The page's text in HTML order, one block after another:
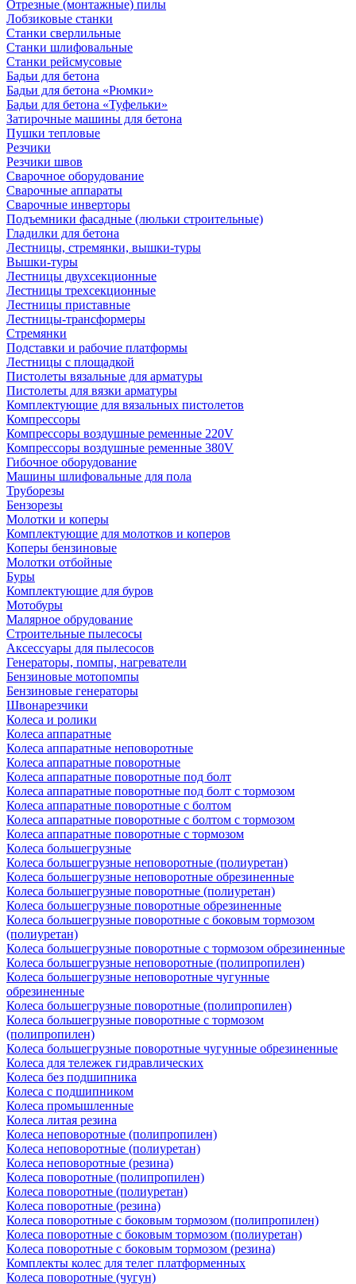
Отрезные (монтажные) пилы
Лобзиковые станки
Станки сверлильные
Станки шлифовальные
Станки рейсмусовые
Бадьи для бетона
Бадьи для бетона «Рюмки»
Бадьи для бетона «Туфельки»
Затирочные машины для бетона
Пушки тепловые
Резчики
Резчики швов
Сварочное оборудование
Сварочные аппараты
Сварочные инверторы
Подъемники фасадные (люльки строительные)
Гладилки для бетона
Лестницы, стремянки, вышки-туры
Вышки-туры
Лестницы двухсекционные
Лестницы трехсекционные
Лестницы приставные
Лестницы-трансформеры
Стремянки
Подставки и рабочие платформы
Лестницы с площадкой
Пистолеты вязальные для арматуры
Пистолеты для вязки арматуры
Комплектующие для вязальных пистолетов
Компрессоры
Компрессоры воздушные ременные 220V
Компрессоры воздушные ременные 380V
Гибочное оборудование
Машины шлифовальные для пола
Труборезы
Бензорезы
Молотки и коперы
Комплектующие для молотков и коперов
Коперы бензиновые
Молотки отбойные
Буры
Комплектующие для буров
Мотобуры
Малярное обрудование
Строительные пылесосы
Аксессуары для пылесосов
Генераторы, помпы, нагреватели
Бензиновые мотопомпы
Бензиновые генераторы
Швонарезчики
Колеса и ролики
Колеса аппаратные
Колеса аппаратные неповоротные
Колеса аппаратные поворотные
Колеса аппаратные поворотные под болт
Колеса аппаратные поворотные под болт с тормозом
Колеса аппаратные поворотные с болтом
Колеса аппаратные поворотные с болтом с тормозом
Колеса аппаратные поворотные с тормозом
Колеса большегрузные
Колеса большегрузные неповоротные (полиуретан)
Колеса большегрузные неповоротные обрезиненные
Колеса большегрузные поворотные (полиуретан)
Колеса большегрузные поворотные обрезиненные
Колеса большегрузные поворотные с боковым тормозом
(полиуретан)
Колеса большегрузные поворотные с тормозом обрезиненные
Колеса большегрузные неповоротные (полипропилен)
Колеса большегрузные неповоротные чугунные
обрезиненные
Колеса большегрузные поворотные (полипропилен)
Колеса большегрузные поворотные с тормозом
(полипропилен)
Колеса большегрузные поворотные чугунные обрезиненные
Колеса для тележек гидравлических
Колеса без подшипника
Колеса с подшипником
Колеса промышленные
Колеса литая резина
Колеса неповоротные (полипропилен)
Колеса неповоротные (полиуретан)
Колеса неповоротные (резина)
Колеса поворотные (полипропилен)
Колеса поворотные (полиуретан)
Колеса поворотные (резина)
Колеса поворотные c боковым тормозом (полипропилен)
Колеса поворотные c боковым тормозом (полиуретан)
Колеса поворотные c боковым тормозом (резина)
Комплекты колес для телег платформенных
Колеса поворотные (чугун)